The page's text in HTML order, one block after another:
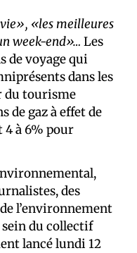
«les meilleures
week-end»… Les
de voyage qui
dans les
du tourisme
de gaz à effet de
4 à 6% pour
des
l’environnement
sein du collectif
lancé lundi 12